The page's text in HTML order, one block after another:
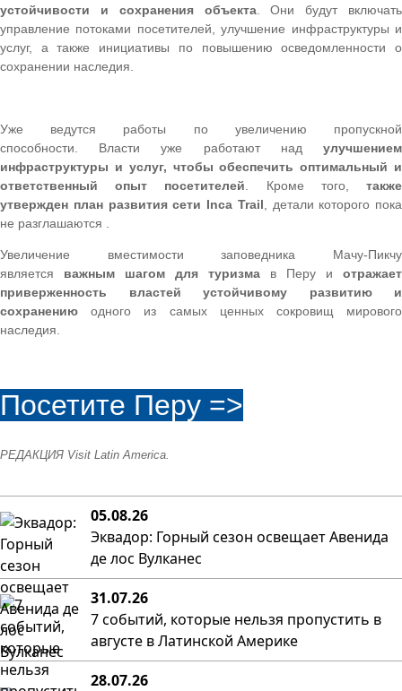
устойчивости и сохранения объекта. Они будут включать
управление потоками посетителей, улучшение инфраструктуры и
услуг, а также инициативы по повышению осведомленности о
сохранении наследия.
Уже ведутся работы по увеличению пропускной
способности. Власти уже работают над улучшением
инфраструктуры и услуг, чтобы обеспечить оптимальный и
ответственный опыт посетителей . Кроме того,также
утвержден план развития сети Inca Trail , детали которого пока
не разглашаются .
Увеличение вместимости заповедника Мачу-Пикчу
является важным шагом для туризма в Перу и отражает
приверженность властей устойчивому развитию и
сохранению одного из самых ценных сокровищ мирового
наследия.
Посетите Перу =>
РЕДАКЦИЯ Visit Latin America.
05.08.26
Эквадор: Горный сезон освещает Авенида
де лос Вулканес
31.07.26
7 событий, которые нельзя пропустить в
августе в Латинской Америке
28.07.26